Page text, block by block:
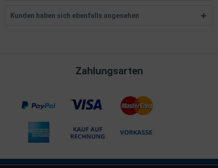
Kunden haben sich ebenfalls angesehen
Zahlungsarten